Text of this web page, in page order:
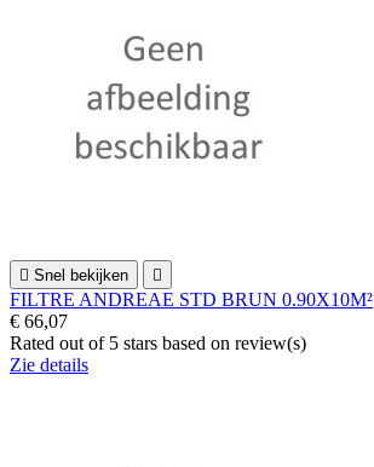
 Snel bekijken 
FILTRE ANDREAE STD BRUN 0.90X10M²
€ 66,07
Rated out of 5 stars based on review(s)
Zie details